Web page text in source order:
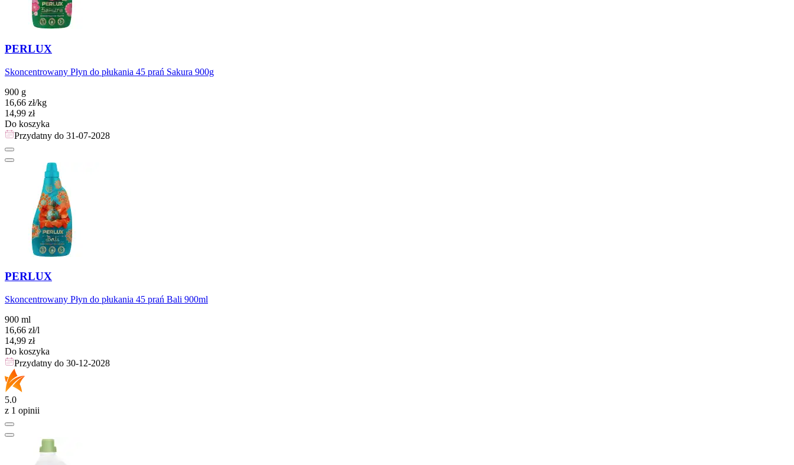
PERLUX
Skoncentrowany Płyn do płukania 45 prań Sakura 900g
900 g
16,66 zł/kg
Cena
14,99 zł
Do koszyka
Przydatny do 31-07-2028
PERLUX
Skoncentrowany Płyn do płukania 45 prań Bali 900ml
900 ml
16,66 zł/l
Cena
14,99 zł
Do koszyka
Przydatny do 30-12-2028
5.0
z 1 opinii